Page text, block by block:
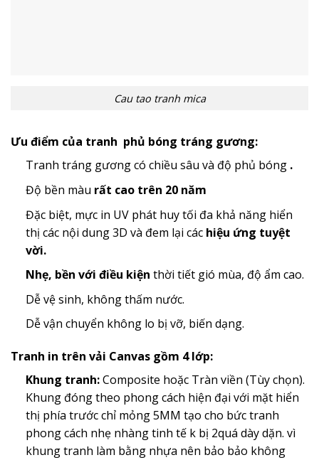
Cau tao tranh mica
Ưu điểm của tranh phủ bóng tráng gương:
Tranh tráng gương có chiều sâu và độ phủ bóng .
Độ bền màu rất cao trên 20 năm
Đặc biệt, mực in UV phát huy tối đa khả năng hiển
thị các nội dung 3D và đem lại các hiệu ứng tuyệt
vời.
Nhẹ, bền với điều kiện thời tiết gió mùa, độ ẩm cao.
Dễ vệ sinh, không thấm nước.
Dễ vận chuyển không lo bị vỡ, biến dạng.
Tranh in trên vải Canvas gồm 4 lớp:
Khung tranh:Composite hoặc Tràn viền (Tùy chọn).
Khung đóng theo phong cách hiện đại với mặt hiển
thị phía trước chỉ mỏng 5MM tạo cho bức tranh
phong cách nhẹ nhàng tinh tế k bị 2quá dày dặn. vì
khung tranh làm bằng nhựa nên bảo bảo không